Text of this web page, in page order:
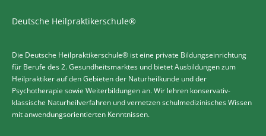
Deutsche Heilpraktikerschule®
Die Deutsche Heilpraktikerschule® ist eine private Bildungseinrichtung
für Berufe des 2. Gesundheitsmarktes und bietet Ausbildungen zum
Heilpraktiker auf den Gebieten der Naturheilkunde und der
Psychotherapie sowie Weiterbildungen an. Wir lehren konservativ-
klassische Naturheilverfahren und vernetzen schulmedizinisches Wissen
mit anwendungsorientierten Kenntnissen.